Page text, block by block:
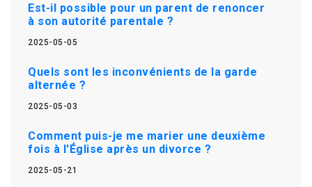
Est-il possible pour un parent de renoncer
à son autorité parentale ?
2025-05-05
Quels sont les inconvénients de la garde
alternée ?
2025-05-03
Comment puis-je me marier une deuxième
fois à l'Église après un divorce ?
2025-05-21